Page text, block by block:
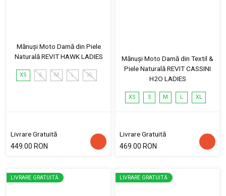
Mănuși Moto Damă din Piele
Naturală REVIT HAWK LADIES
XS S M L XL
Livrare Gratuită
449.00 RON
Mănuși Moto Damă din Textil &
Piele Naturală REVIT CASSINI
H2O LADIES
XS S M L XL
Livrare Gratuită
469.00 RON
LIVRARE GRATUITĂ LIVRARE GRATUITĂ